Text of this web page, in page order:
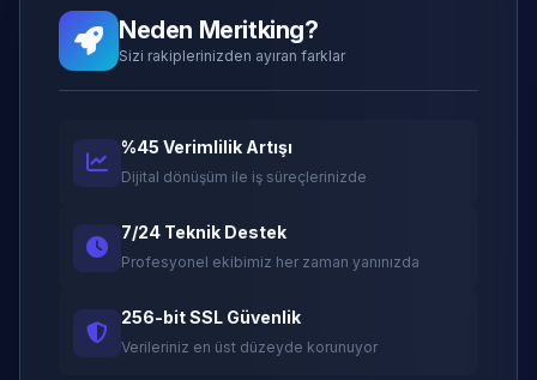
Neden Meritking?
Sizi rakiplerinizden ayıran farklar
%45 Verimlilik Artışı
Dijital dönüşüm ile iş süreçlerinizde
7/24 Teknik Destek
Profesyonel ekibimiz her zaman yanınızda
256-bit SSL Güvenlik
Verileriniz en üst düzeyde korunuyor